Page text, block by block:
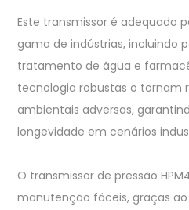
Este transmissor é adequado
gama de indústrias, incluindo
tratamento de água e
tecnologia robustas o tornam
ambientais adversas,
longevidade em cenários
O transmissor de pressão
manutenção fáceis, graças